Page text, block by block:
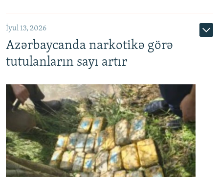
İyul 13, 2026
Azərbaycanda narkotikə görə
tutulanların sayı artır